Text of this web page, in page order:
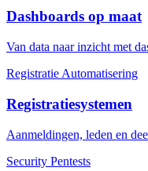
Dashboards op maat
Van data naar inzicht met
Registratie Automatisering
Registratiesystemen
Aanmeldingen, leden en
Security Pentests